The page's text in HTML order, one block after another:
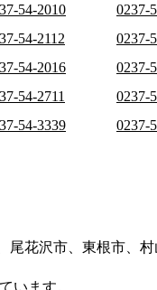
54-2010 0237-
54-2112 0237-
54-2016 0237-
54-2711 0237-
54-3339 0237-
尾花沢市、東根市、
います。